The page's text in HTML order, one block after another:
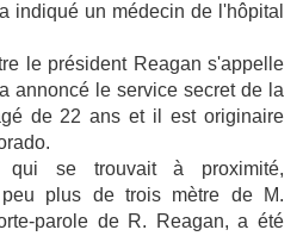
indiqué un médecin de l'hôpital
le président Reagan s'appelle
annoncé le service secret de la
de 22 ans et il est originaire
qui se trouvait à proximité,
plus de trois mètre de M.
parole de R. Reagan, a été